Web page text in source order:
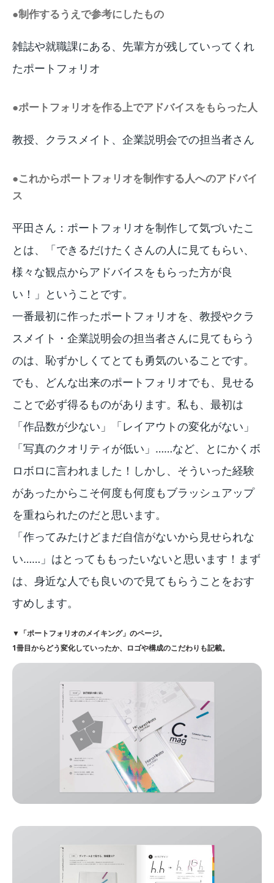
●制作するうえで参考にしたもの
雑誌や就職課にある、先輩方が残していってくれ
たポートフォリオ
●ポートフォリオを作る上でアドバイスをもらった人
教授、クラスメイト、企業説明会での担当者さん
●これからポートフォリオを制作する人へのアドバイ
ス
平田さん：ポートフォリオを制作して気づいたこ
とは、「できるだけたくさんの人に見てもらい、
様々な観点からアドバイスをもらった方が良
い！」ということです。
一番最初に作ったポートフォリオを、教授やクラ
スメイト・企業説明会の担当者さんに見てもらう
のは、恥ずかしくてとても勇気のいることです。
でも、どんな出来のポートフォリオでも、見せる
ことで必ず得るものがあります。私も、最初は
「作品数が少ない」「レイアウトの変化がない」
「写真のクオリティが低い」……など、とにかくボ
ロボロに言われました！しかし、そういった経験
があったからこそ何度も何度もブラッシュアップ
を重ねられたのだと思います。
「作ってみたけどまだ自信がないから見せられな
い……」はとってももったいないと思います！まず
は、身近な人でも良いので見てもらうことをおす
すめします。
▼「ポートフォリオのメイキング」のページ。
1冊目からどう変化していったか、ロゴや構成のこだわりも記載。